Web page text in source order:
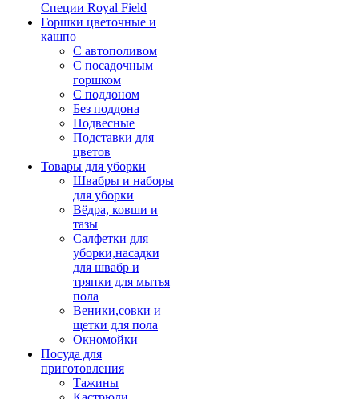
Специи Royal Field
Горшки цветочные и
кашпо
С автополивом
С посадочным
горшком
С поддоном
Без поддона
Подвесные
Подставки для
цветов
Товары для уборки
Швабры и наборы
для уборки
Вёдра, ковши и
тазы
Салфетки для
уборки,насадки
для швабр и
тряпки для мытья
пола
Веники,совки и
щетки для пола
Окномойки
Посуда для
приготовления
Тажины